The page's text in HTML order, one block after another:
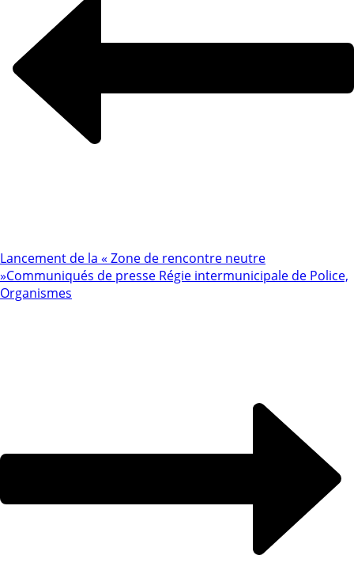
Lancement de la « Zone de rencontre neutre
»Communiqués de presse Régie intermunicipale de Police,
Organismes